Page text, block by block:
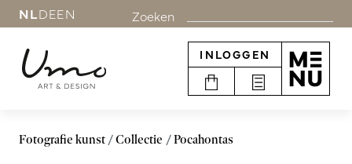
NLDEEN Zoeken
INLOGGEN
Fotografie kunst Collectie Pocahontas